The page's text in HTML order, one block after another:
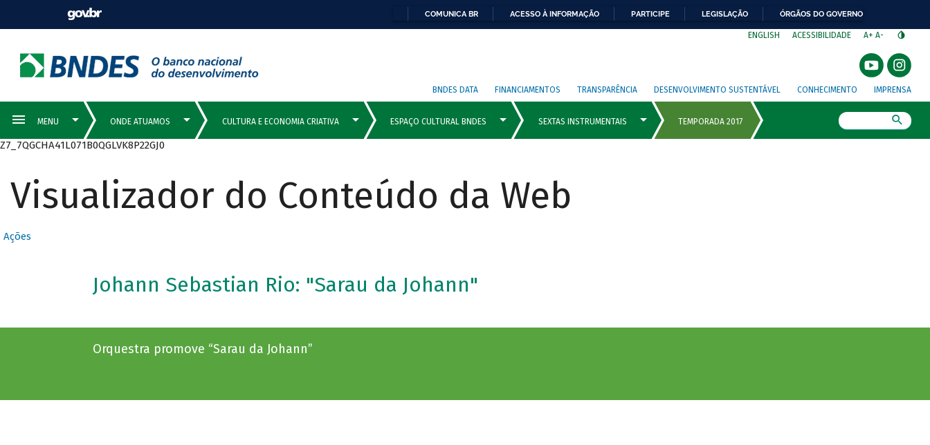
COMUNICA BR ACESSO À INFORMAÇÃO PARTICIPE LEGISLAÇÃO ÓRGÃOS DO GOVERNO
ENGLISH ACESSIBILIDADE A+ A-
BNDES DATA FINANCIAMENTOS TRANSPARÊNCIA DESENVOLVIMENTO SUSTENTÁVEL CONHECIMENTO IMPRENSA
Z7_7QGCHA41L071B0QGLVK8P22GJ0
Visualizador do Conteúdo da Web
Ações
Johann Sebastian Rio: "Sarau da Johann"
Orquestra promove “Sarau da Johann”